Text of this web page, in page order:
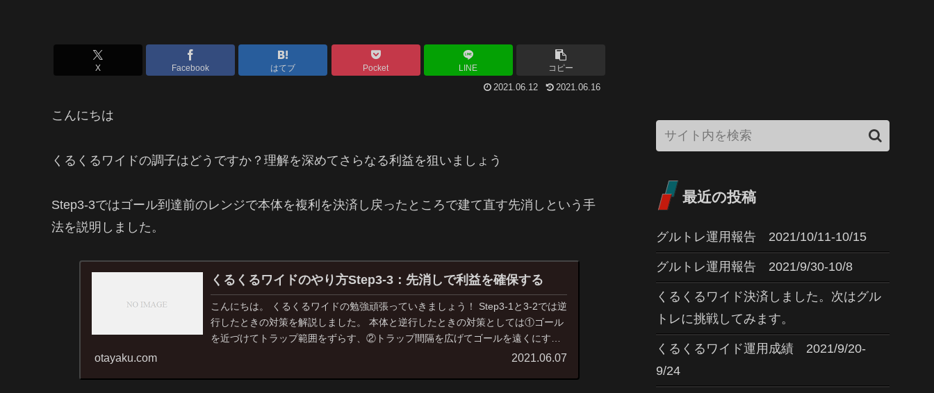
X Facebook はてブ Pocket LINE コピー
2021.06.12 2021.06.16
こんにちは
くるくるワイドの調子はどうですか？理解を深めてさらなる利益を狙いましょう
Step3-3ではゴール到達前のレンジで本体を複利を決済し戻ったところで建て直す先消しという手
法を説明しました。
くるくるワイドのやり方Step3-3：先消しで利益を確保する
こんにちは。 くるくるワイドの勉強頑張っていきましょう！ Step3-1と3-2では逆
行したときの対策を解説しました。 本体と逆行したときの対策としては①ゴール
を近づけてトラップ範囲をずらす、②トラップ間隔を広げてゴールを遠くにす
otayaku.com 2021.06.07
最近の投稿
グルトレ運用報告 2021/10/11-10/15
グルトレ運用報告 2021/9/30-10/8
くるくるワイド決済しました。次はグル
トレに挑戦してみます。
くるくるワイド運用成績 2021/9/20-
9/24